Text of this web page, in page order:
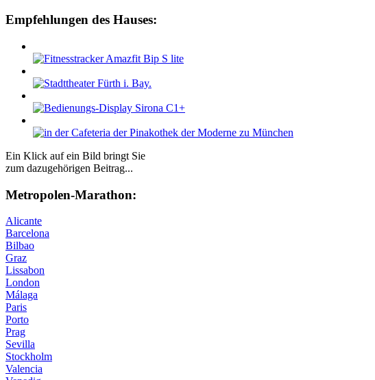
Empfehlungen des Hauses:
Ein Klick auf ein Bild bringt Sie
zum dazugehörigen Beitrag...
Me­tro­po­len-Ma­ra­thon:
Alicante
Barcelona
Bilbao
Graz
Lissabon
London
Málaga
Paris
Porto
Prag
Sevilla
Stockholm
Valencia